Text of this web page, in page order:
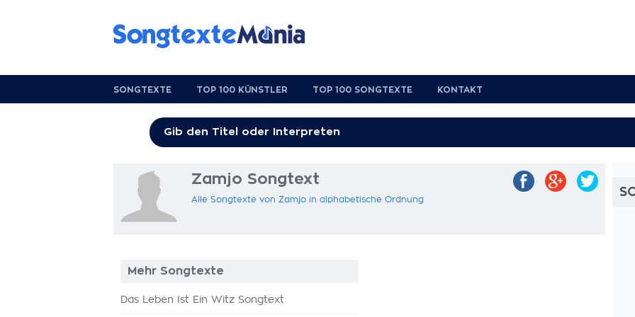
SONGTEXTE TOP 100 KÜNSTLER TOP 100 SONGTEXTE KONTAKT
Zamjo Songtext
Alle Songtexte von Zamjo in alphabetische Ordnung
Mehr Songtexte
Das Leben Ist Ein Witz Songtext